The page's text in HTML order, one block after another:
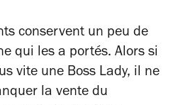
conservent un peu de
qui les a portés. Alors si
vite une Boss Lady, il ne
la vente du